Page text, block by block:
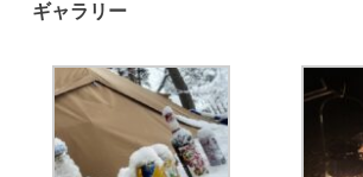
ギャラリー